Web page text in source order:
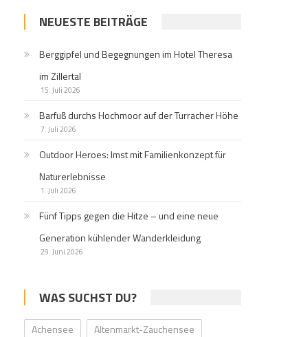
NEUESTE BEITRÄGE
Berggipfel und Begegnungen im Hotel Theresa
im Zillertal
15. Juli 2026
Barfuß durchs Hochmoor auf der Turracher Höhe
7. Juli 2026
Outdoor Heroes: Imst mit Familienkonzept für
Naturerlebnisse
1. Juli 2026
Fünf Tipps gegen die Hitze – und eine neue
Generation kühlender Wanderkleidung
29. Juni 2026
WAS SUCHST DU?
Achensee
Altenmarkt-Zauchensee